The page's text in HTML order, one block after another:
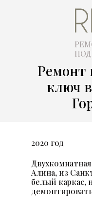
Ремонт
ключ
Алина, из
белый каркас,
2020 год